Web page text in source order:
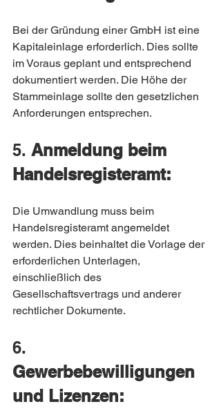
Bei der Gründung einer GmbH ist eine
Kapitaleinlage erforderlich. Dies sollte
im Voraus geplant und entsprechend
dokumentiert werden. Die Höhe der
Stammeinlage sollte den gesetzlichen
Anforderungen entsprechen.
5. Anmeldung beim
Handelsregisteramt:
Die Umwandlung muss beim
Handelsregisteramt angemeldet
werden. Dies beinhaltet die Vorlage der
erforderlichen Unterlagen,
einschließlich des
Gesellschaftsvertrags und anderer
rechtlicher Dokumente.
6.
Gewerbebewilligungen
und Lizenzen: